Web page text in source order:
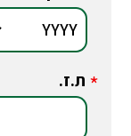
* ת.ז.